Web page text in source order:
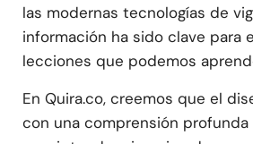
las modernas tecnologías de
información ha sido clave para
lecciones que podemos
En Quira.co, creemos que el
con una comprensión